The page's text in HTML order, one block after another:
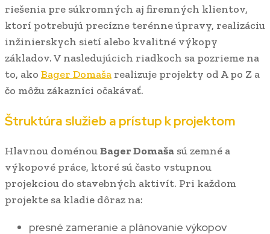
riešenia pre súkromných aj firemných klientov,
ktorí potrebujú precízne terénne úpravy, realizáciu
inžinierskych sietí alebo kvalitné výkopy
základov. V nasledujúcich riadkoch sa pozrieme na
to, ako Bager Domaša realizuje projekty od A po Z a
čo môžu zákazníci očakávať.
Štruktúra služieb a prístup k projektom
Hlavnou doménouBager Domaša sú zemné a
výkopové práce, ktoré sú často vstupnou
projekciou do stavebných aktivít. Pri každom
projekte sa kladie dôraz na:
presné zameranie a plánovanie výkopov